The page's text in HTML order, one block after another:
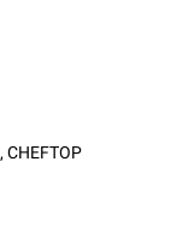
, CHEFTOP